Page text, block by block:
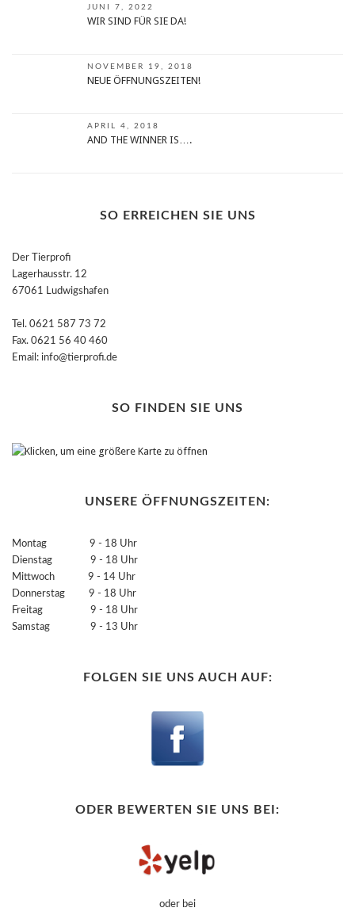
JUNI 7, 2022
WIR SIND FÜR SIE DA!
NOVEMBER 19, 2018
NEUE ÖFFNUNGSZEITEN!
APRIL 4, 2018
AND THE WINNER IS….
SO ERREICHEN SIE UNS
Der Tierprofi
Lagerhausstr. 12
67061 Ludwigshafen
Tel. 0621 587 73 72
Fax. 0621 56 40 460
Email: info@tierprofi.de
SO FINDEN SIE UNS
UNSERE ÖFFNUNGSZEITEN:
Montag 9 - 18 Uhr
Dienstag 9 - 18 Uhr
Mittwoch 9 - 14 Uhr
Donnerstag 9 - 18 Uhr
Freitag 9 - 18 Uhr
Samstag 9 - 13 Uhr
FOLGEN SIE UNS AUCH AUF:
ODER BEWERTEN SIE UNS BEI:
oder bei